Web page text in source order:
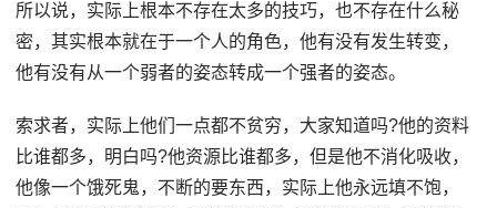
所以说，实际上根本不存在太多的技巧，也不存在什么秘
密，其实根本就在于一个人的角色，他有没有发生转变，
他有没有从一个弱者的姿态转成一个强者的姿态。
索求者，实际上他们一点都不贫穷，大家知道吗?他的资料
比谁都多，明白吗?他资源比谁都多，但是他不消化吸收，
他像一个饿死鬼，不断的要东西，实际上他永远填不饱，